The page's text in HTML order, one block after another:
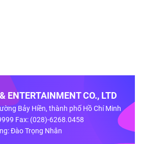
ENTERTAINMENT CO., LTD
Bảy Hiền, thành phố Hồ Chí Minh
Fax: (028)-6268.0458
Đào Trọng Nhân